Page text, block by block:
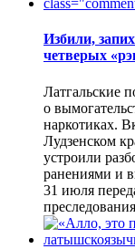
Избили,
четверых
Латгальские
о
наркотиках.
Лудзенском
устроили
ранениями и
31 июля